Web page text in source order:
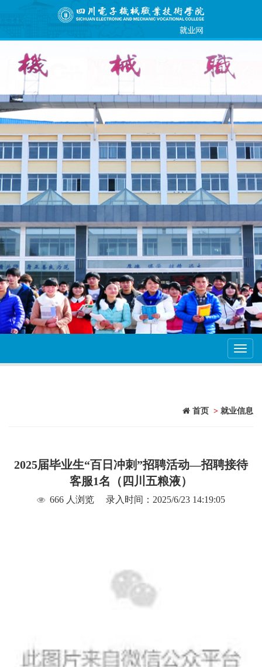
首页 > 就业信息
2025届毕业生“百日冲刺”招聘活动—招聘接待
客服1名（四川五粮液）
666 人浏览 录入时间：2025/6/23 14:19:05